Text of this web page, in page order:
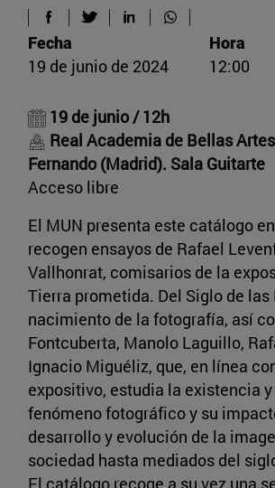
19 de junio / 12h
Real Academia de Bellas
Fernando (Madrid). Sala Guitarte
Acceso libre
El MUN presenta este catálogo
recogen ensayos de Rafael
Vallhonrat, comisarios de la
Tierra prometida. Del Siglo de las
nacimiento de la fotografía, así
Fontcuberta, Manolo Laguillo,
Ignacio Miguéliz, que, en línea
expositivo, estudia la existencia
fenómeno fotográfico y su
desarrollo y evolución de la
sociedad hasta mediados del
El catálogo recoge a su vez una
Fecha
19 de junio de 2024
Hora
12:00